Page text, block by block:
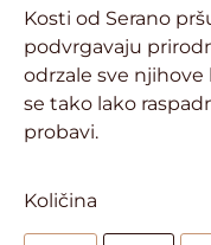
Kosti od Serano
podvrgavaju
odrzale sve
se tako lako
probavi.
Količina